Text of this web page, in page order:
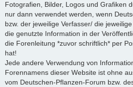
Fotografien, Bilder, Logos und Grafiken
nur dann verwendet werden, wenn
bzw. der jeweilige Verfasser/ die
die genutzte Information in der
die Forenleitung *zuvor schriftlich* per
hat!
Jede andere Verwendung von
Forennamens dieser Website ist ohne
vom Deutschen-Pflanzen-Forum bzw.